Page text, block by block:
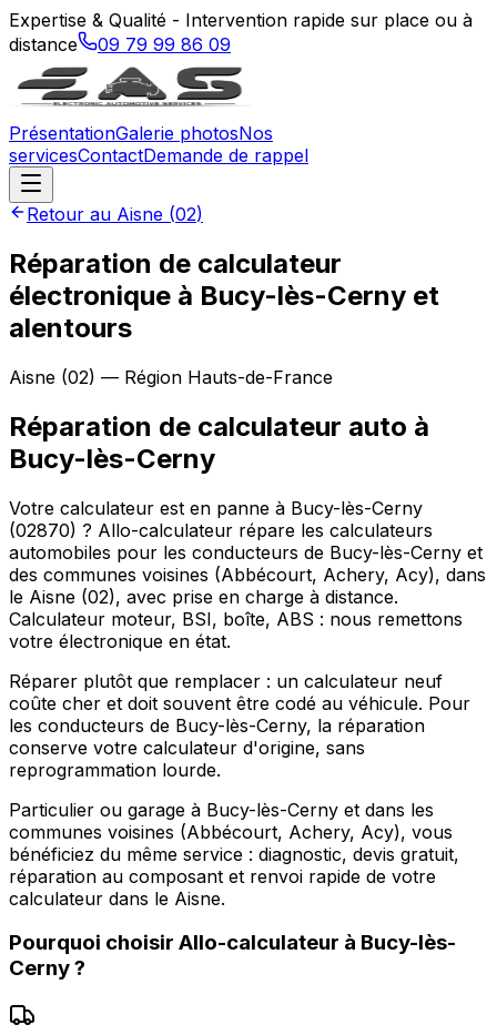
Expertise & Qualité - Intervention rapide sur place ou à
distance
09 79 99 86 09
PrésentationGalerie photosNos
servicesContactDemande de rappel
Retour au Aisne (02)
Réparation de calculateur
électronique à Bucy-lès-Cerny et
alentours
Aisne (02) — Région Hauts-de-France
Réparation de calculateur auto à
Bucy-lès-Cerny
Votre calculateur est en panne à Bucy-lès-Cerny
(02870) ? Allo-calculateur répare les calculateurs
automobiles pour les conducteurs de Bucy-lès-Cerny et
des communes voisines (Abbécourt, Achery, Acy), dans
le Aisne (02), avec prise en charge à distance.
Calculateur moteur, BSI, boîte, ABS : nous remettons
votre électronique en état.
Réparer plutôt que remplacer : un calculateur neuf
coûte cher et doit souvent être codé au véhicule. Pour
les conducteurs de Bucy-lès-Cerny, la réparation
conserve votre calculateur d'origine, sans
reprogrammation lourde.
Particulier ou garage à Bucy-lès-Cerny et dans les
communes voisines (Abbécourt, Achery, Acy), vous
bénéficiez du même service : diagnostic, devis gratuit,
réparation au composant et renvoi rapide de votre
calculateur dans le Aisne.
Pourquoi choisir Allo-calculateur à Bucy-lès-
Cerny?